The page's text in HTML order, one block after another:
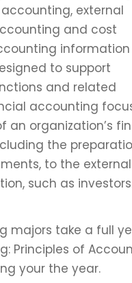
external
and cost
information
to support
and related
accounting
an organization’s
the
to the external
such as
majors take a full
Principles of
your the year.